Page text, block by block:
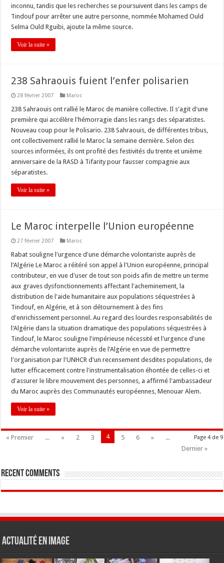
inconnu, tandis que les recherches se poursuivent dans les camps de
Tindouf pour arrêter une autre personne, nommée Mohamed Ould
Selma Ould Rguibi, ajoute la même source.
Voir la suite »
238 Sahraouis fuient l’enfer polisarien
28 février 2007 Maroc
238 Sahraouis ont rallié le Maroc de manière collective. Il s'agit d'une
première qui accélère l'hémorragie dans les rangs des séparatistes.
Nouveau coup pour le Polisario. 238 Sahraouis, de différentes tribus,
ont collectivement rallié le Maroc la semaine dernière. Selon des
sources informées, ils ont profité des festivités du trente et unième
anniversaire de la RASD à Tifarity pour fausser compagnie aux
séparatistes.
Voir la suite »
Le Maroc interpelle l’Union européenne
27 février 2007 Maroc
Rabat souligne l'urgence d'une démarche volontariste auprès de
l'Algérie Le Maroc a réitéré son appel à l'Union européenne, principal
contributeur, en vue d'user de tout son poids afin de mettre un terme
aux graves dysfonctionnements affectant l'acheminement, la
distribution de l'aide humanitaire aux populations séquestrées à
Tindouf, en Algérie, et à son détournement à des fins
d'enrichissement personnel. Au regard des lourdes responsabilités de
l'Algérie dans la situation dramatique des populations séquestrées à
Tindouf, le Maroc souligne l'impérieuse nécessité et l'urgence d'une
démarche volontariste auprès de l'Algérie en vue de permettre
l'organisation par l'UNHCR d'un recensement desdites populations, de
lutter efficacement contre l'instrumentalisation éhontée de celles-ci et
d'assurer le libre mouvement des personnes, a affirmé l'ambassadeur
du Maroc auprès des Communautés européennes, Menouar Alem.
Voir la suite »
Page 4 de 9
« Premier ... « 2 3 4 5 6 »
...
Dernier »
Recent Comments
Actualité en Image